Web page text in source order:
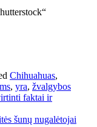
Chihuahuas,
, yra, žvalgybos
faktai ir
šunų nugalėtojai